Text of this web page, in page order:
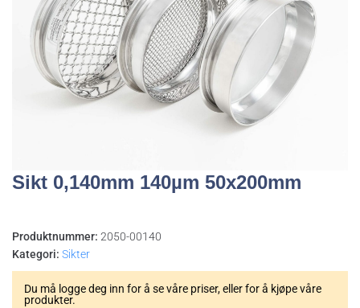
Sikt 0,140mm 140µm 50x200mm
Produktnummer: 2050-00140
Kategori: Sikter
Du må logge deg inn for å se våre priser, eller for å kjøpe våre
produkter.